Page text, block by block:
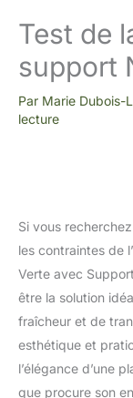
Test de
support
Par Marie Dubois-
lecture
Si vous
les contraintes de
Verte avec
être la solution
fraîcheur et de
esthétique et
l’élégance d’une
que procure son